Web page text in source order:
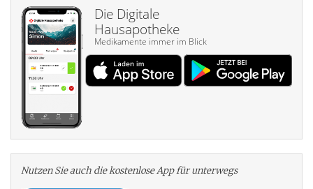
Die Digitale
Hausapotheke
Medikamente immer im Blick
Nutzen Sie auch die kosten­lose App für unterwegs